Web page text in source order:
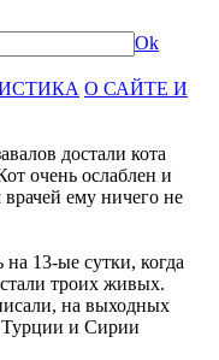
Ok
О САЙТЕ И
достали кота
очень ослаблен и
ему ничего не
13-ые сутки, когда
троих живых.
на выходных
Турции и Сирии